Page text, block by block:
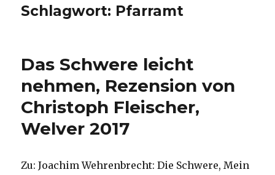
Schlagwort: Pfarramt
Das Schwere leicht
nehmen, Rezension von
Christoph Fleischer,
Welver 2017
Zu: Joachim Wehrenbrecht: Die Schwere, Mein